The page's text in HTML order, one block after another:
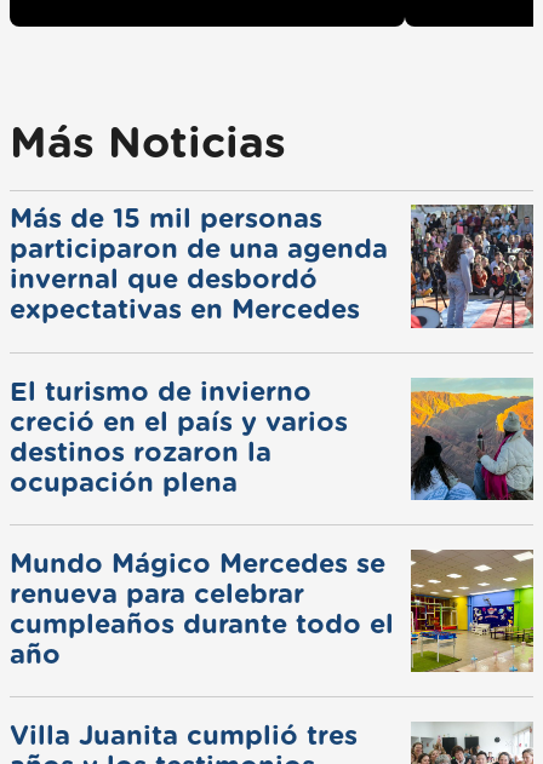
Más Noticias
Más de 15 mil personas
participaron de una agenda
invernal que desbordó
expectativas en Mercedes
El turismo de invierno
creció en el país y varios
destinos rozaron la
ocupación plena
Mundo Mágico Mercedes se
renueva para celebrar
cumpleaños durante todo el
año
Villa Juanita cumplió tres